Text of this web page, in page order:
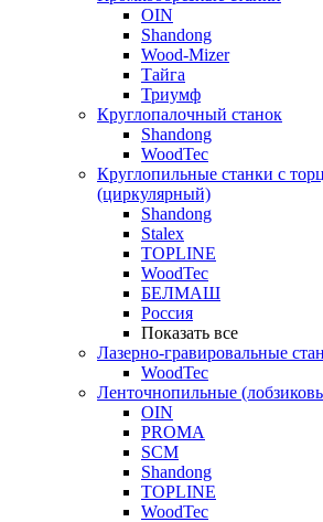
OIN
Shandong
Wood-Mizer
Тайга
Триумф
Круглопалочный станок
Shandong
WoodTec
Круглопильные станки с
(циркулярный)
Shandong
Stalex
TOPLINE
WoodTec
БЕЛМАШ
Россия
Показать все
Лазерно-гравировальные
WoodTec
Ленточнопильные
OIN
PROMA
SCM
Shandong
TOPLINE
WoodTec